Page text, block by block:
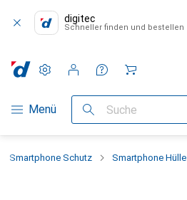
digitec
Schneller finden und bestellen
Navigation nach Kategorien
Menü Suche
Einstellungen
Kundenkonto
Vergleichslisten
Merklisten
Warenkorb
Smartphone Schutz Smartphone Hülle